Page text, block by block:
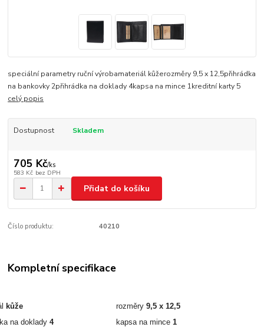
speciální parametry ruční výrobamateriál kůžerozměry 9,5 x 12,5přihrádka
na bankovky 2přihrádka na doklady 4kapsa na mince 1kreditní karty 5
celý popis
Dostupnost Skladem
705 Kč/ks
583 Kč bez DPH
Přidat do košíku
Číslo produktu: 40210
Kompletní specifikace
kůže rozměry9,5 x 12,5
na doklady 4 kapsa na mince 1